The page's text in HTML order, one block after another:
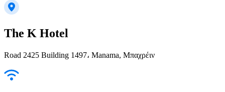
The K Hotel
Road 2425 Building 1497، Manama, Μπαχρέιν